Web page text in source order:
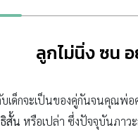
ลูกไม่นิ่ง ซน
เด็กจะเป็นของคู่กันจนคุณพ่
สั้น หรือเปล่า ซึ่งปัจจุบันภาว